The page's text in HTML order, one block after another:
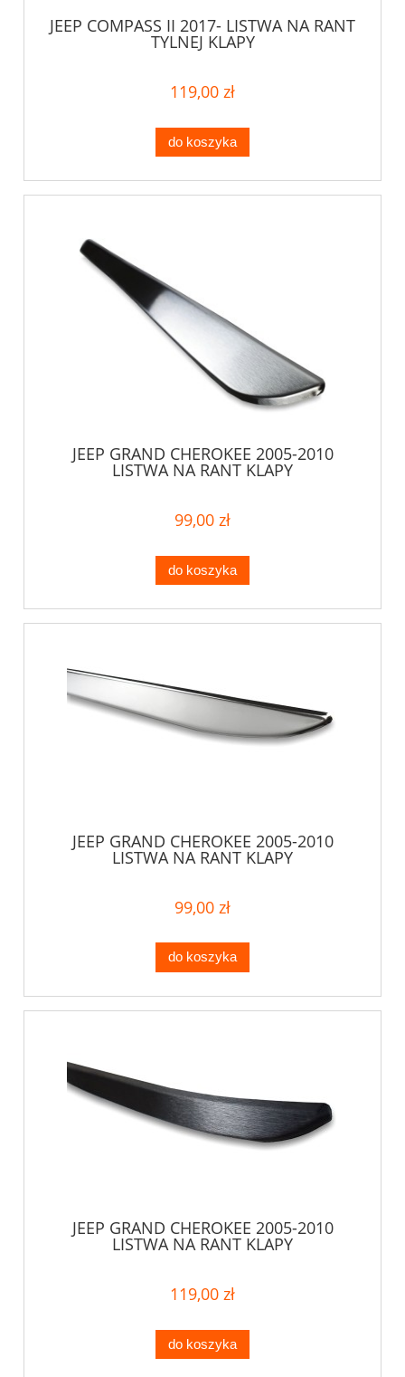
JEEP COMPASS II 2017- LISTWA NA RANT
TYLNEJ KLAPY
119,00 zł
do koszyka
JEEP GRAND CHEROKEE 2005-2010
LISTWA NA RANT KLAPY
99,00 zł
do koszyka
JEEP GRAND CHEROKEE 2005-2010
LISTWA NA RANT KLAPY
99,00 zł
do koszyka
JEEP GRAND CHEROKEE 2005-2010
LISTWA NA RANT KLAPY
119,00 zł
do koszyka